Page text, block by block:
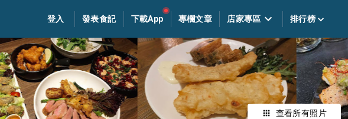
登入 發表食記 下載App 專欄文章 店家專區 排行榜
查看所有照片